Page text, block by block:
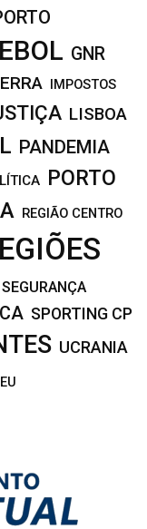
GNR
IMPOSTOS
LISBOA
PANDEMIA
PORTO
REGIÃO CENTRO
SEGURANÇA
SPORTING CP
UCRANIA